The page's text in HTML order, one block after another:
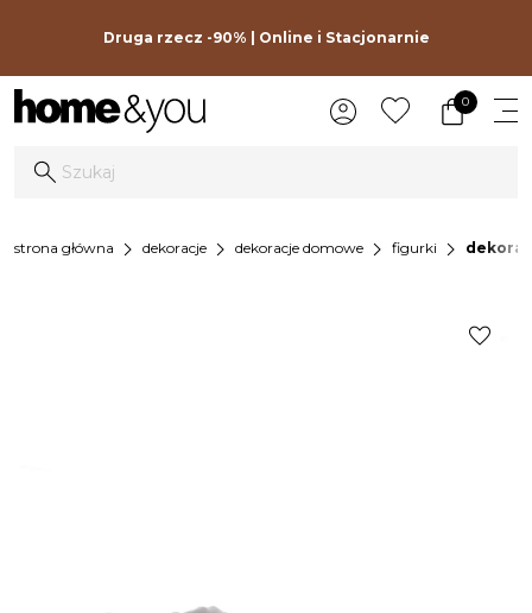
Druga rzecz -90% | Online i Stacjonarnie
0
strona główna chevron_right dekoracje chevron_right dekoracje domowe chevron_right figurki chevron_right
favorite